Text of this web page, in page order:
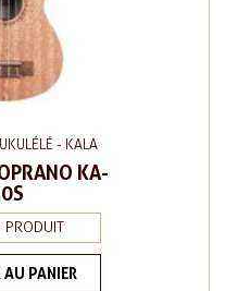
- KALA
KA-
PRODUIT
PANIER